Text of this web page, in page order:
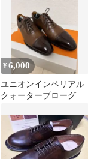
¥6,000
ユニオンインペリアル
クォーターブローグ